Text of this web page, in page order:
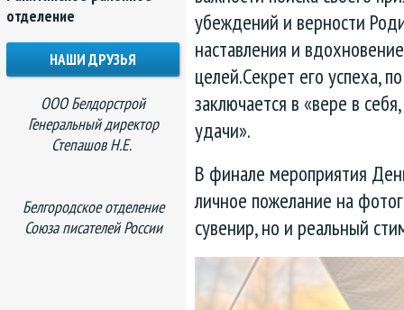
убеждений и верности
наставления и
целей.Секрет его успеха,
заключается в «вере в
удачи».
В финале мероприятия
личное пожелание на
сувенир, но и реальный
отделение
НАШИ ДРУЗЬЯ
ООО Белдорстрой
Генеральный директор
Степашов Н.Е.
Белгородское отделение
Союза писателей России